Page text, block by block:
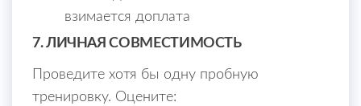
взимается доплата
7. ЛИЧНАЯ СОВМЕСТИМОСТЬ
Проведите хотя бы одну пробную
тренировку. Оцените: